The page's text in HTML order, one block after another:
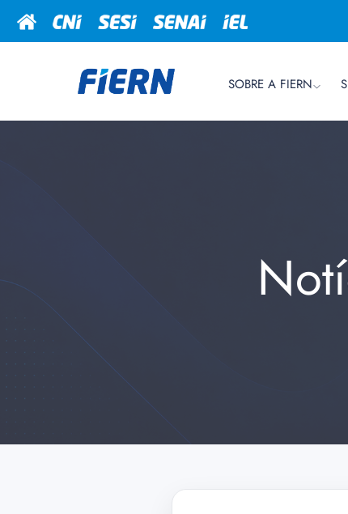
SOBRE A FIERN